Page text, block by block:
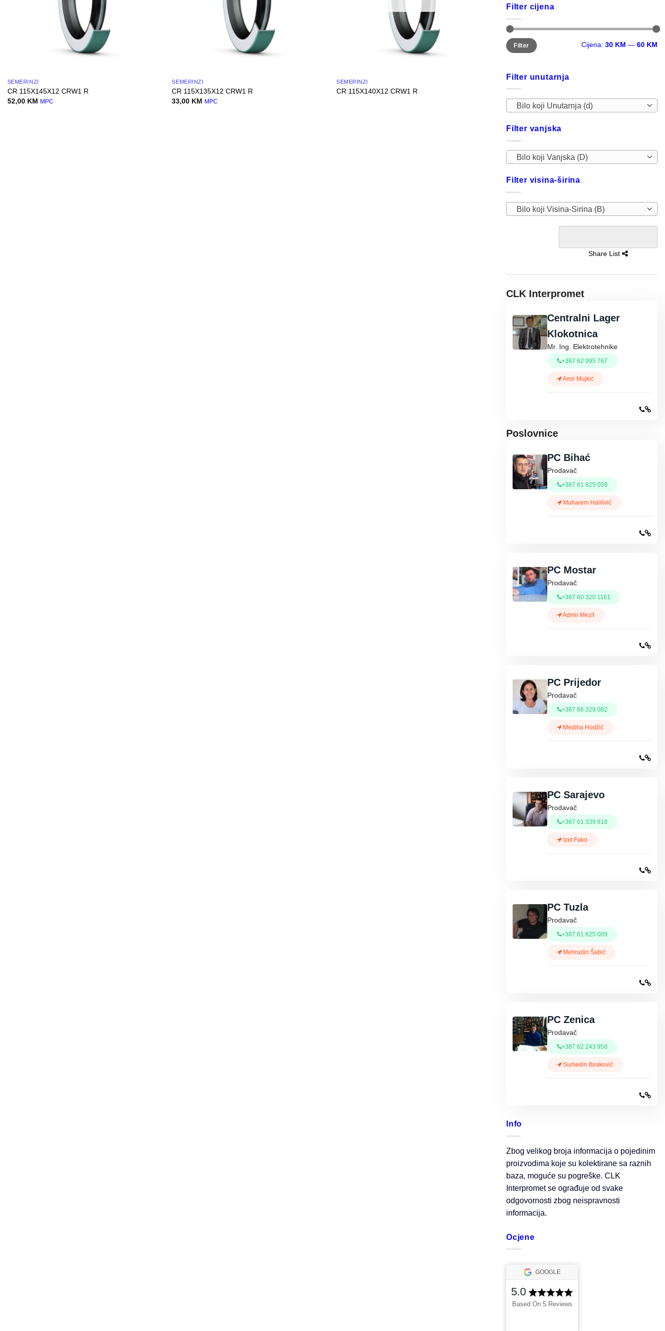
SEMERINZI
CR 115X145X12 CRW1 R
52,00 KM MPC
SEMERINZI
CR 115X135X12 CRW1 R
33,00 KM MPC
SEMERINZI
CR 115X140X12 CRW1 R
Filter cijena
Minimalna
cijena
Maksimalna
cijena
Filter Cijena: 30 KM — 60 KM
Filter unutarnja
Bilo koji Unutarnja (d)
Filter vanjska
Bilo koji Vanjska (D)
Filter visina-širina
Bilo koji Visina-Sirina (B)
Share List
CLK Interpromet
Centralni Lager
Klokotnica
Mr. Ing. Elektrotehnike
+387 62 995 767
Amir Mujkić
Poslovnice
PC Bihać
Prodavač
+387 61 825 009
Muharem Halilivić
PC Mostar
Prodavač
+387 60 320 1161
Admir Mezit
PC Prijedor
Prodavač
+387 66 329 082
Mediha Hodžić
PC Sarajevo
Prodavač
+387 61 339 618
Izet Fako
PC Tuzla
Prodavač
+387 61 825 009
Mehrudin Šabić
PC Zenica
Prodavač
+387 62 243 958
Sumedin Ibraković
Info
Zbog velikog broja informacija o pojedinim
proizvodima koje su kolektirane sa raznih
baza, moguće su pogreške. CLK
Interpromet se ograđuje od svake
odgovornosti zbog neispravnosti
informacija.
Ocjene
GOOGLE
5.0
Based On 5 Reviews